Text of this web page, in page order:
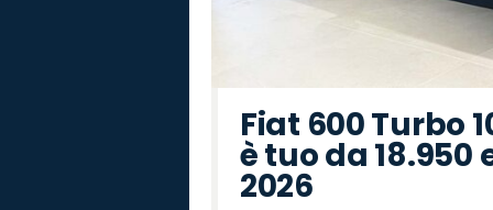
Fiat 600 Turbo
è tuo da
2026